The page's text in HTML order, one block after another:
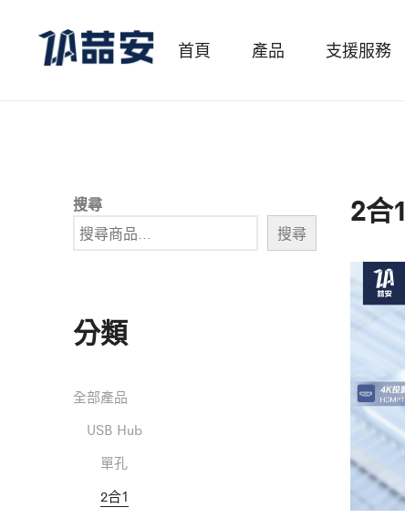
首頁 產品 支援服務
2合1
搜尋
搜尋
分類
全部產品
USB Hub
單孔
2合1